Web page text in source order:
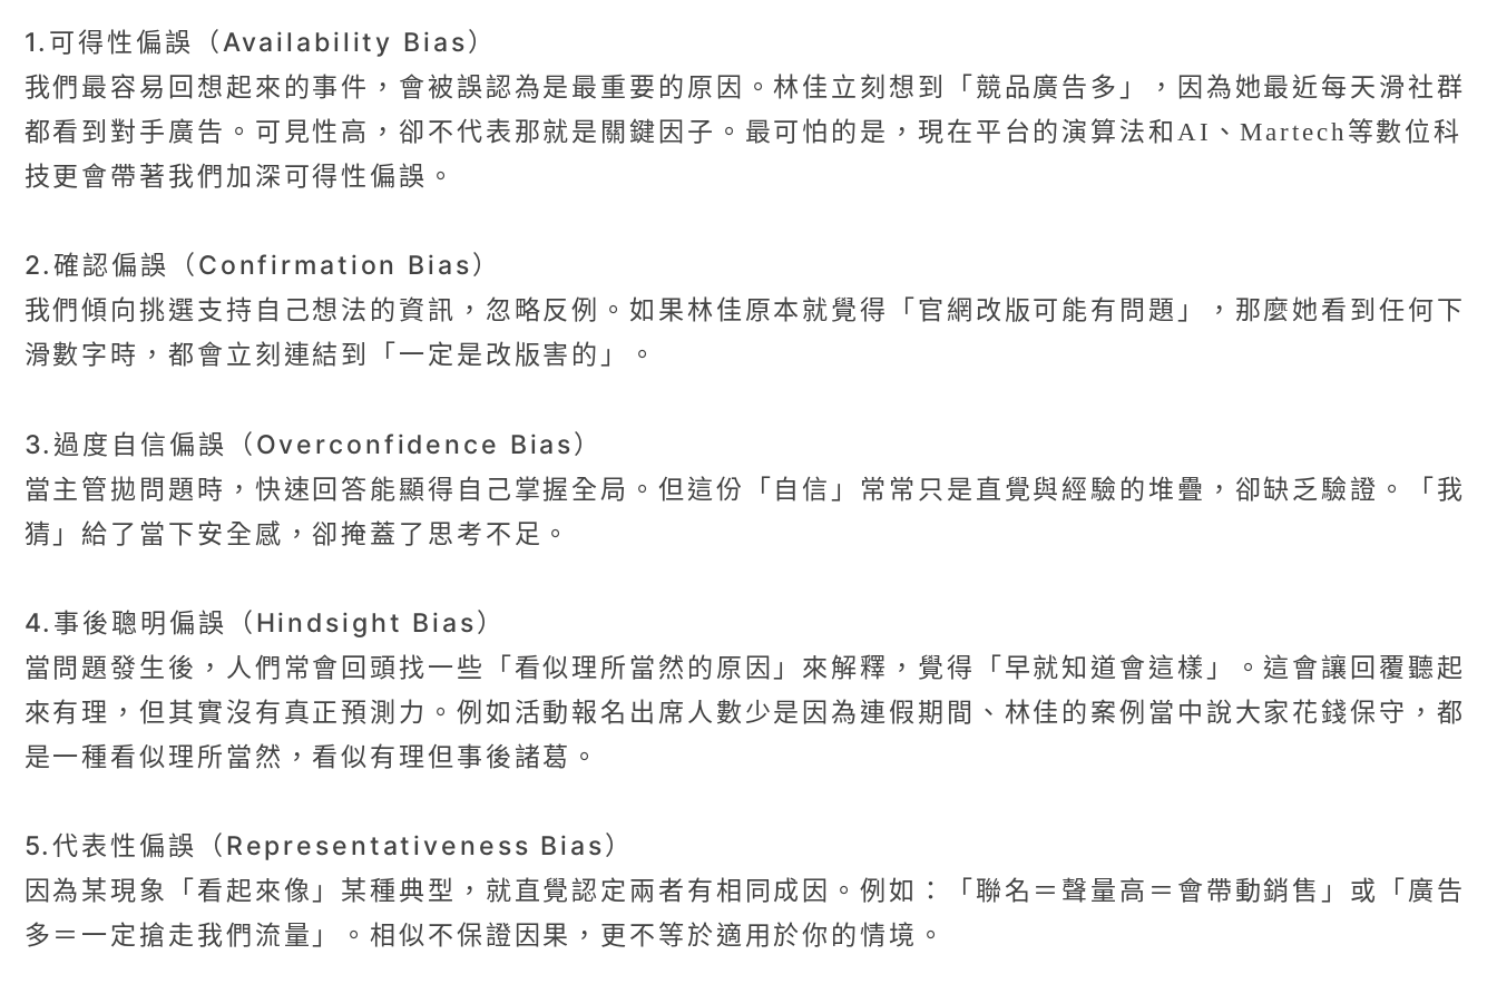
1.可得性偏誤（Availability Bias）
我們最容易回想起來的事件，會被誤認為是最重要的原因。林佳立刻想到「競品廣告多」，因為她最近每天滑社群
都看到對手廣告。可見性高，卻不代表那就是關鍵因子。最可怕的是，現在平台的演算法和AI、Martech等數位科
技更會帶著我們加深可得性偏誤。
2.確認偏誤（Confirmation Bias）
我們傾向挑選支持自己想法的資訊，忽略反例。如果林佳原本就覺得「官網改版可能有問題」，那麼她看到任何下
滑數字時，都會立刻連結到「一定是改版害的」。
3.過度自信偏誤（Overconfidence Bias）
當主管拋問題時，快速回答能顯得自己掌握全局。但這份「自信」常常只是直覺與經驗的堆疊，卻缺乏驗證。「我
猜」給了當下安全感，卻掩蓋了思考不足。
4.事後聰明偏誤（Hindsight Bias）
當問題發生後，人們常會回頭找一些「看似理所當然的原因」來解釋，覺得「早就知道會這樣」。這會讓回覆聽起
來有理，但其實沒有真正預測力。例如活動報名出席人數少是因為連假期間、林佳的案例當中說大家花錢保守，都
是一種看似理所當然，看似有理但事後諸葛。
5.代表性偏誤（Representativeness Bias）
因為某現象「看起來像」某種典型，就直覺認定兩者有相同成因。例如：「聯名＝聲量高＝會帶動銷售」或「廣告
多＝一定搶走我們流量」。相似不保證因果，更不等於適用於你的情境。